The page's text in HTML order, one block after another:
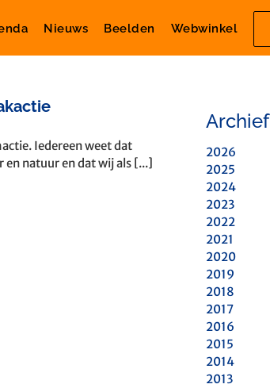
Nieuws Beelden Webwinkel
Iedereen weet dat
natuur en dat wij als [...]
Archief
2026
2025
2024
2023
2022
2021
2020
2019
2018
2017
2016
2015
2014
2013